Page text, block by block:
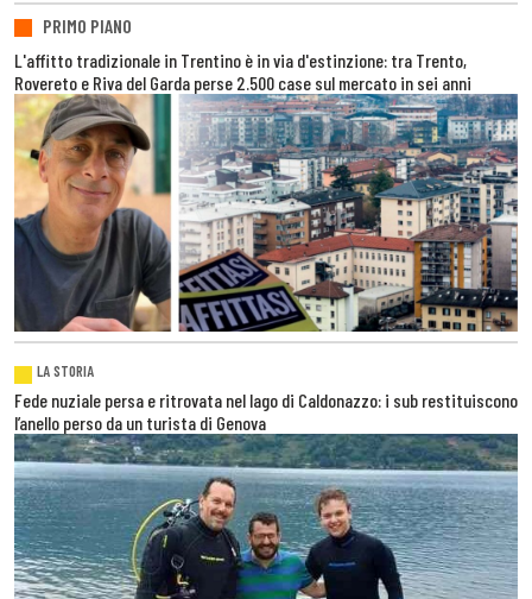
PRIMO PIANO
L'affitto tradizionale in Trentino è in via d'estinzione: tra Trento,
Rovereto e Riva del Garda perse 2.500 case sul mercato in sei anni
LA STORIA
Fede nuziale persa e ritrovata nel lago di Caldonazzo: i sub restituiscono
l’anello perso da un turista di Genova